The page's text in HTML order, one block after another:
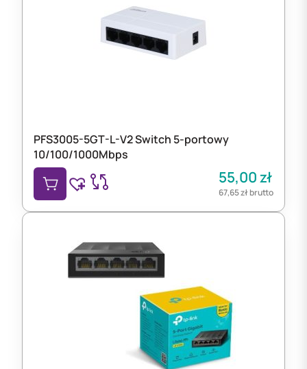
PFS3005-5GT-L-V2 Switch 5-portowy
10/100/1000Mbps
55,00zł
67,65złbrutto